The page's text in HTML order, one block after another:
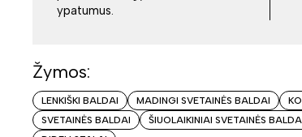
ypatumus.
Žymos:
LENKIŠKI BALDAI MADINGI SVETAINĖS BALDAI
SVETAINĖS BALDAI
ŠIUOLAIKINIAI SVETAINĖS